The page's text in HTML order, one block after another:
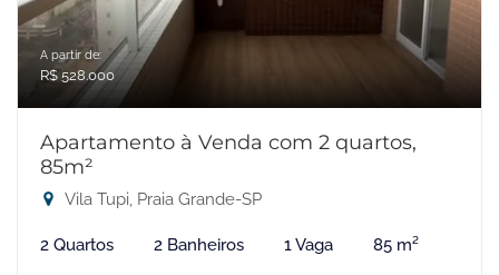
A partir de:
R$ 528.000
Apartamento à Venda com 2 quartos,
85m²
Vila Tupi, Praia Grande-SP
2 Quartos 2 Banheiros 1 Vaga 85 m²